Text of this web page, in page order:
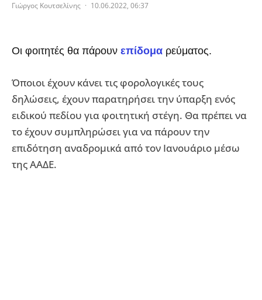
Γιώργος Κουτσελίνης · 10.06.2022, 06:37
Οι φοιτητές θα πάρουν επίδομα ρεύματος.
Όποιοι έχουν κάνει τις φορολογικές τους
δηλώσεις, έχουν παρατηρήσει την ύπαρξη ενός
ειδικού πεδίου για φοιτητική στέγη. Θα πρέπει να
το έχουν συμπληρώσει για να πάρουν την
επιδότηση αναδρομικά από τον Ιανουάριο μέσω
της ΑΑΔΕ.